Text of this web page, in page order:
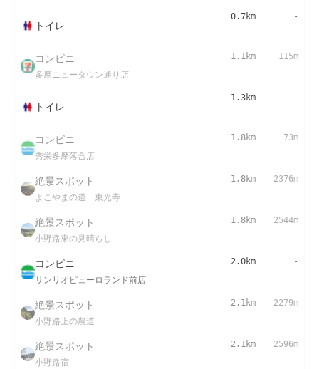
トイレ
0.7km -
コンビニ
多摩ニュータウン通り店
1.1km 115m
トイレ
1.3km -
コンビニ
秀栄多摩落合店
1.8km 73m
絶景スポット
よこやまの道 東光寺
1.8km 2376m
絶景スポット
小野路東の見晴らし
1.8km 2544m
コンビニ
サンリオピューロランド前店
2.0km -
絶景スポット
小野路上の農道
2.1km 2279m
絶景スポット
小野路宿
2.1km 2596m